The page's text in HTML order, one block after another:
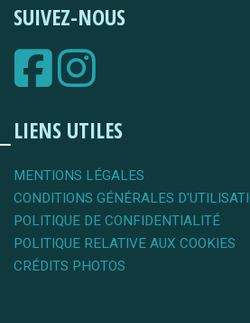
SUIVEZ-NOUS
LIENS UTILES
MENTIONS LÉGALES
CONDITIONS GÉNÉRALES
POLITIQUE DE CONFIDENTIALITÉ
POLITIQUE RELATIVE AUX COOKIES
CRÉDITS PHOTOS